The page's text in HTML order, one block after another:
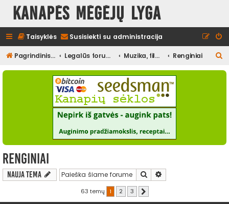
Kanapės mėgėjų lyga
Taisyklės Susisiekti su administracija
Pagrindinis diskusijų puslapis Legalūs forumai Muzika, filmai ir kita media, pramogos Renginiai
e
Renginiai
Nauja tema Ieškoti
63 temų 1 2 3